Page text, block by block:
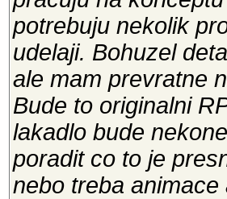
potrebuju nekolik
udelaji. Bohuzel
ale mam prevratne
Bude to originalni
lakadlo bude
poradit co to je
nebo treba